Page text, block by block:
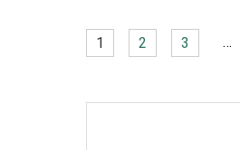
1 2 3 …